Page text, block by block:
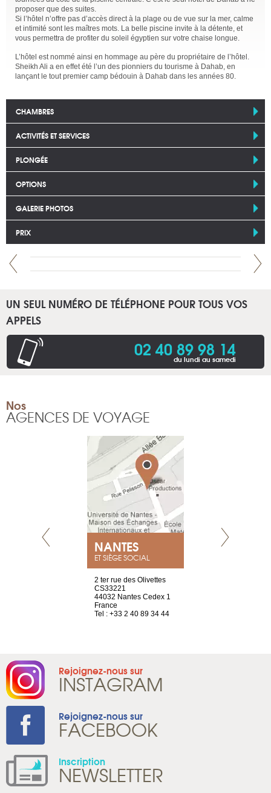
proposer que des suites.
Si l’hôtel n’offre pas d’accès direct à la plage ou de vue sur la mer, calme
et intimité sont les maîtres mots. La belle piscine invite à la détente, et
vous permettra de profiter du soleil égyptien sur votre chaise longue.
L’hôtel est nommé ainsi en hommage au père du propriétaire de l’hôtel.
Sheikh Ali a en effet été l’un des pionniers du tourisme à Dahab, en
lançant le tout premier camp bédouin à Dahab dans les années 80.
CHAMBRES
ACTIVITÉS ET SERVICES
PLONGÉE
OPTIONS
GALERIE PHOTOS
PRIX
UN SEUL NUMÉRO DE TÉLÉPHONE POUR TOUS VOS
APPELS
02 40 89 98 14
du lundi au samedi
Nos
AGENCES DE VOYAGE
NANTES
ET SIÈGE SOCIAL
2 ter rue des Olivettes
CS33221
44032 Nantes Cedex 1
France
Tel : +33 2 40 89 34 44
Rejoignez-nous sur
INSTAGRAM
Rejoignez-nous sur
FACEBOOK
Inscription
NEWSLETTER